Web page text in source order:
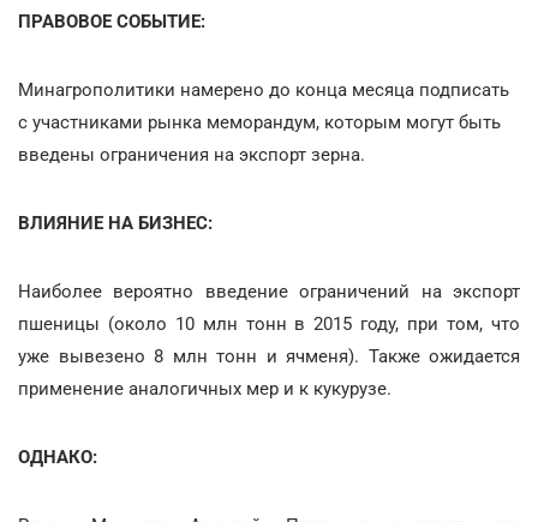
ПРАВОВОЕ СОБЫТИЕ:
Минагрополитики намерено до конца месяца подписать
с участниками рынка меморандум, которым могут быть
введены ограничения на экспорт зерна.
ВЛИЯНИЕ НА БИЗНЕС:
Наиболее вероятно введение ограничений на экспорт
пшеницы (около 10 млн тонн в 2015 году, при том, что
уже вывезено 8 млн тонн и ячменя). Также ожидается
применение аналогичных мер и к кукурузе.
ОДНАКО: